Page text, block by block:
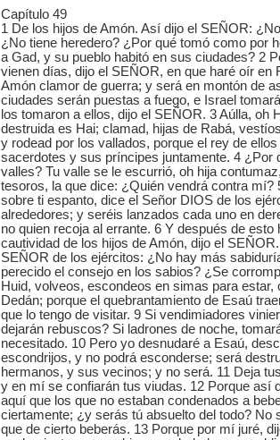
Capítulo 49
1 De los hijos de Amón. Así dijo el SEÑOR:
¿No tiene heredero? ¿Por qué tomó como por
a Gad, y su pueblo habitó en sus ciudades? 2
vienen días, dijo el SEÑOR, en que haré oír en
Amón clamor de guerra; y será en montón de
ciudades serán puestas a fuego, e Israel
los tomaron a ellos, dijo el SEÑOR. 3 Aúlla, oh
destruida es Hai; clamad, hijas de Rabá,
y rodead por los vallados, porque el rey de
sacerdotes y sus príncipes juntamente. 4 ¿Por
valles? Tu valle se le escurrió, oh hija
tesoros, la que dice: ¿Quién vendrá contra mí?
sobre ti espanto, dice el Señor DIOS de los
alrededores; y seréis lanzados cada uno en
no quien recoja al errante. 6 Y después de esto
cautividad de los hijos de Amón, dijo el
SEÑOR de los ejércitos: ¿No hay más
perecido el consejo en los sabios? ¿Se
Huid, volveos, escondeos en simas para estar,
Dedán; porque el quebrantamiento de Esaú
que lo tengo de visitar. 9 Si vendimiadores
dejarán rebuscos? Si ladrones de noche,
necesitado. 10 Pero yo desnudaré a Esaú,
escondrijos, y no podrá esconderse; será
hermanos, y sus vecinos; y no será. 11 Deja
y en mí se confiarán tus viudas. 12 Porque así
aquí que los que no estaban condenados a
ciertamente; ¿y serás tú absuelto del todo? No
que de cierto beberás. 13 Porque por mí juré,